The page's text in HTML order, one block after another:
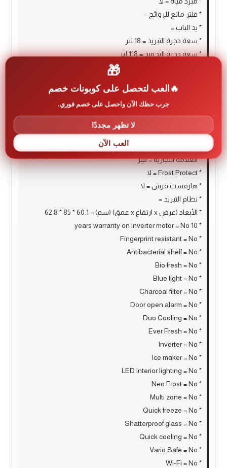
* فلتر مانع للروائح =
* يد الباب =
* سعة حجرة التبريد = 18 لتر
* سعة حجرة التجميد = 118 لتر
* بلد المنشأ = ألمانيا
* فئة كفاءة الطاقة = E
* التحكم = يدوي
* العلامة التجارية = ليبر
* Frost Protect = لا
* هارفست فرش = لا
* نظام التبريد =
* الأبعاد (عرض x ارتفاع x عمق) (سم) = 60.1 * 85 * 62.8
* 10 years warranty on inverter motor = No
* Fingerprint resistant = No
* Antibacterial shelf = No
* Bio fresh = No
* Blue light = No
* Charcoal filter = No
* Door open alarm = No
* Duo Cooling = No
* Ever Fresh = No
* Inverter = No
* Ice maker = No
* LED interior lighting = No
* Neo Frost = No
* Multi zone = No
* Quick freeze = No
* Shatterproof glass = No
* Quick cooling = No
* Vario Safe = No
* Wi-Fi = No
🎁
العب لتحصل على كوبونات خصم
جرب حظك الآن واحصل على خصم فوري.
لا تظهر مجددًا
العب الآن